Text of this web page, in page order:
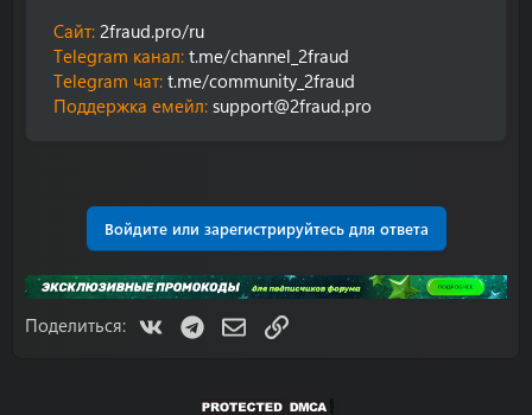
Сайт: 2fraud.pro/ru
Telegram канал: t.me/channel_2fraud
Telegram чат: t.me/community_2fraud
Поддержка емейл: support@2fraud.pro
Войдите или зарегистрируйтесь для ответа
Поделиться: VK TelegramЭлектронная почта
Ссылка